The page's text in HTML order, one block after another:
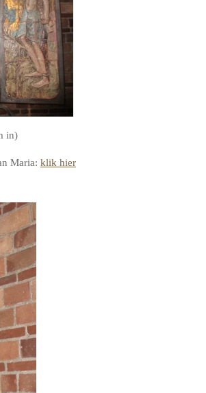
in)
Maria: klik hier